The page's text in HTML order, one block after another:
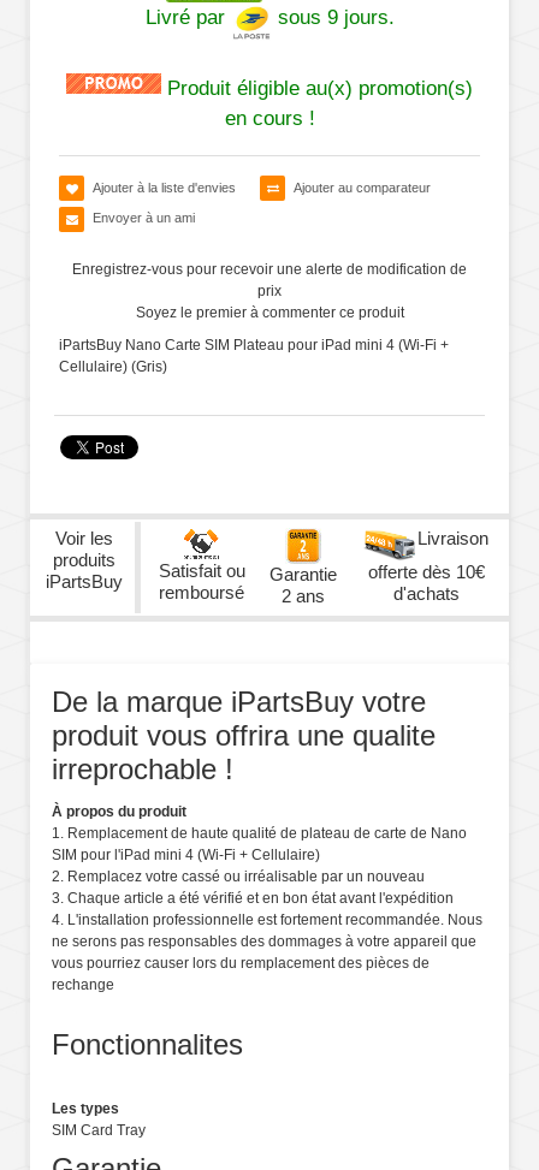
Livré par
sous 9 jours.
Produit éligible au(x) promotion(s)
en cours !
Ajouter à la liste d'envies Ajouter au comparateur
Envoyer à un ami
Enregistrez-vous pour recevoir une alerte de modification de
prix
Soyez le premier à commenter ce produit
iPartsBuy Nano Carte SIM Plateau pour iPad mini 4 (Wi-Fi +
Cellulaire) (Gris)
Voir les
produits
iPartsBuy
Satisfait ou
remboursé
Garantie
2 ans
Livraison
offerte dès 10€
d'achats
De la marque iPartsBuy votre
produit vous offrira une qualite
irreprochable !
À propos du produit
1. Remplacement de haute qualité de plateau de carte de Nano
SIM pour l'iPad mini 4 (Wi-Fi + Cellulaire)
2. Remplacez votre cassé ou irréalisable par un nouveau
3. Chaque article a été vérifié et en bon état avant l'expédition
4. L'installation professionnelle est fortement recommandée. Nous
ne serons pas responsables des dommages à votre appareil que
vous pourriez causer lors du remplacement des pièces de
rechange
Fonctionnalites
Les types
SIM Card Tray